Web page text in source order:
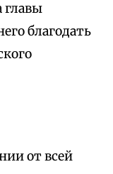
главы
благодать
от всей